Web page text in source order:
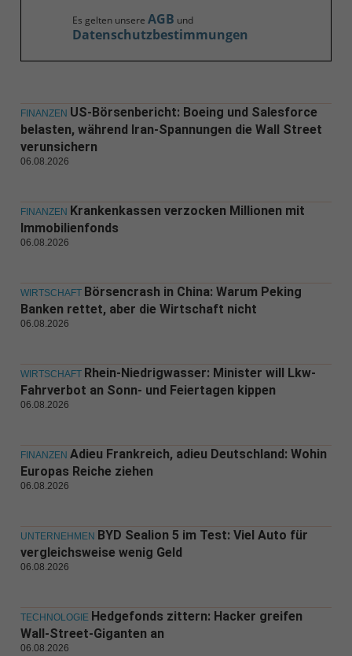
Es gelten unsere AGB und
Datenschutzbestimmungen
FINANZEN US-Börsenbericht: Boeing und Salesforce
belasten, während Iran-Spannungen die Wall Street
verunsichern
06.08.2026
FINANZEN Krankenkassen verzocken Millionen mit
Immobilienfonds
06.08.2026
WIRTSCHAFT Börsencrash in China: Warum Peking
Banken rettet, aber die Wirtschaft nicht
06.08.2026
WIRTSCHAFT Rhein-Niedrigwasser: Minister will Lkw-
Fahrverbot an Sonn- und Feiertagen kippen
06.08.2026
FINANZEN Adieu Frankreich, adieu Deutschland: Wohin
Europas Reiche ziehen
06.08.2026
UNTERNEHMEN BYD Sealion 5 im Test: Viel Auto für
vergleichsweise wenig Geld
06.08.2026
TECHNOLOGIE Hedgefonds zittern: Hacker greifen
Wall-Street-Giganten an
06.08.2026